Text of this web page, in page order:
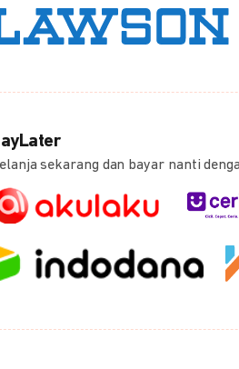
sekarang dan bayar nanti